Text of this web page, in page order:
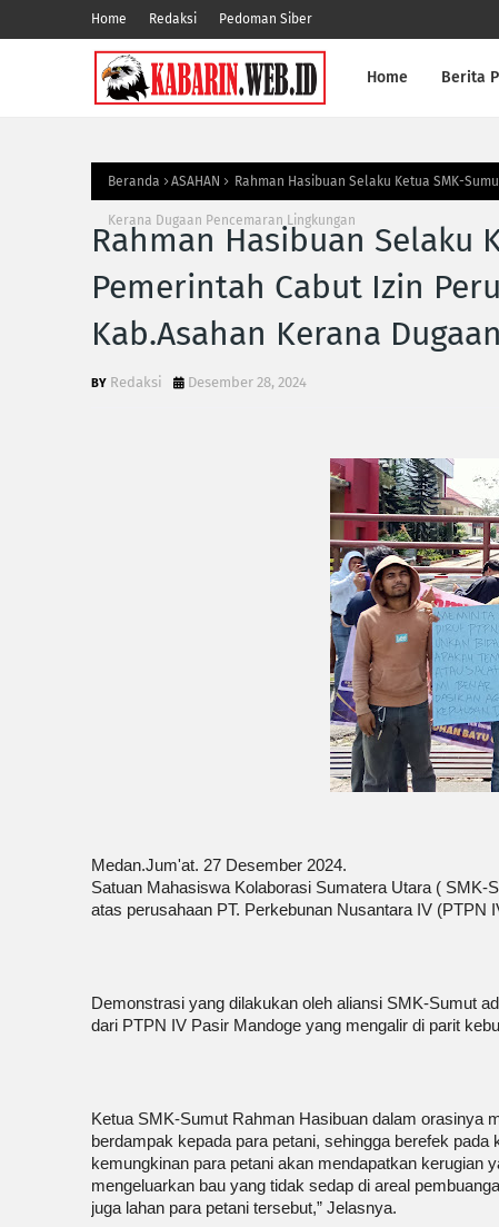
Home Redaksi Pedoman Siber
Home Berita
Beranda ASAHAN Rahman Hasibuan Selaku Ketua SMK-
Kerana Dugaan Pencemaran Lingkungan
Rahman Hasibuan Selaku
Pemerintah Cabut Izin
Kab.Asahan Kerana
Redaksi Desember 28, 2024
Medan.Jum'at. 27 Desember 2024.
Satuan Mahasiswa Kolaborasi Sumatera Utara (
atas perusahaan PT. Perkebunan Nusantara IV (PTPN
Demonstrasi yang dilakukan oleh aliansi SMK-Sumut
dari PTPN IV Pasir Mandoge yang mengalir di parit
Ketua SMK-Sumut Rahman Hasibuan dalam orasinya
berdampak kepada para petani, sehingga berefek
kemungkinan para petani akan mendapatkan kerugian
mengeluarkan bau yang tidak sedap di areal
juga lahan para petani tersebut,” Jelasnya.